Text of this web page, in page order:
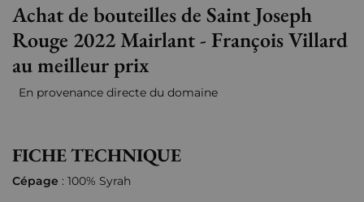
Achat de bouteilles de Saint Joseph
Rouge 2022 Mairlant - François Villard
au meilleur prix
En provenance directe du domaine
FICHE TECHNIQUE
Cépage : 100% Syrah